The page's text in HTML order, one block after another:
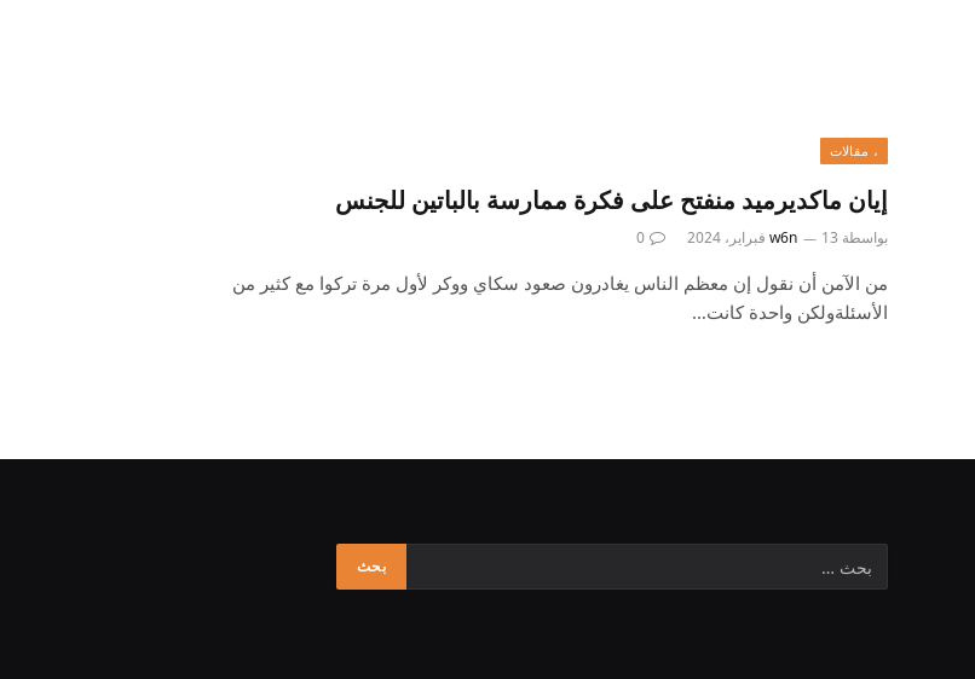
، مقالات
إيان ماكديرميد منفتح على فكرة ممارسة بالباتين للجنس
بواسطة w6n 13 فبراير، 2024 0
من الآمن أن نقول إن معظم الناس يغادرون صعود سكاي ووكر لأول مرة تركوا مع كثير من
الأسئلةولكن واحدة كانت…